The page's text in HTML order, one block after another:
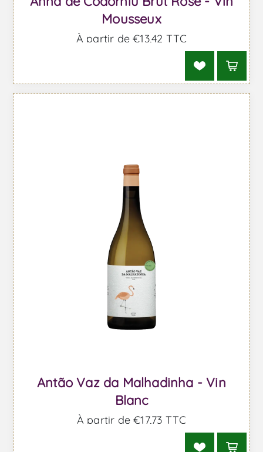
Mousseux
À partir de €13,42 TTC
Antão Vaz da Malhadinha - Vin
Blanc
À partir de €17,73 TTC